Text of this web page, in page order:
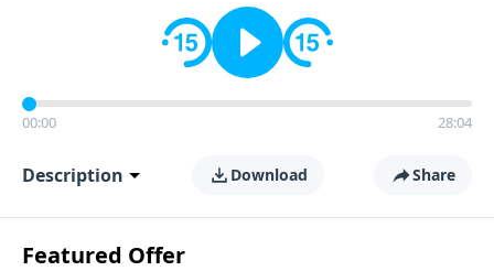
00:00 28:04
Description Download Share
Featured Offer